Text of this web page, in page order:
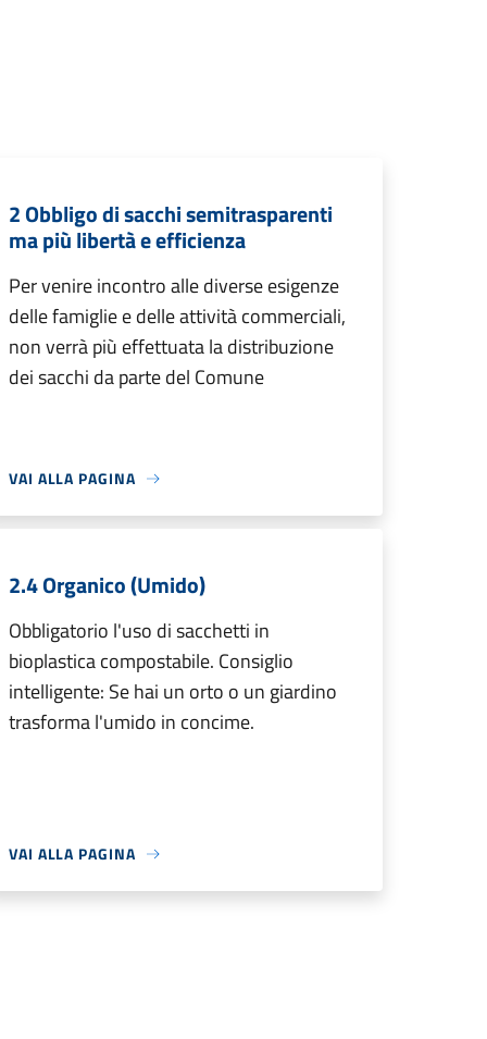
2 Obbligo di sacchi semitrasparenti
ma più libertà e efficienza
Per venire incontro alle diverse esigenze
delle famiglie e delle attività commerciali,
non verrà più effettuata la distribuzione
dei sacchi da parte del Comune
VAI ALLA PAGINA
2.4 Organico (Umido)
Obbligatorio l'uso di sacchetti in
bioplastica compostabile. Consiglio
intelligente: Se hai un orto o un giardino
trasforma l'umido in concime.
VAI ALLA PAGINA